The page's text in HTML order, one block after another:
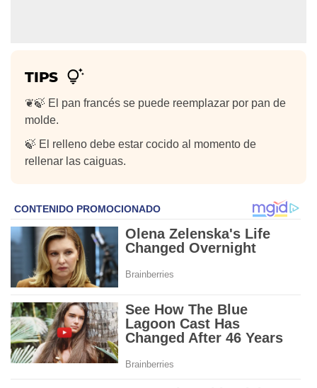
TIPS
❦🍃 El pan francés se puede reemplazar por pan de
molde.
🍃 El relleno debe estar cocido al momento de
rellenar las caiguas.